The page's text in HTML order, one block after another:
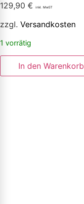
129,90 € inkl. MwST
zzgl. Versandkosten
1 vorrätig
In den Warenkorb